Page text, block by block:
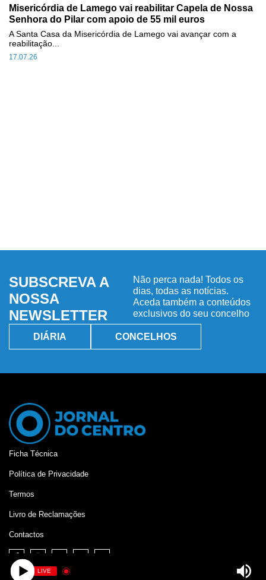
Misericórdia de Lamego vai reabilitar Capela de Nossa
Senhora do Pilar com apoio de 55 mil euros
17.07.26
A Santa Casa da Misericórdia de Lamego vai avançar com a
reabilitação...
SUBSCREVA A
NOSSA
NEWSLETTER
Não perca nada! Todos os
dias, todas as notícias.
Aceda também a conteúdos
exclusivos do seu concelho
DIÁRIA CONCELHOS
Ficha Técnica
Política de Privacidade
Termos
Livro de Reclamações
Contactos
LIVE